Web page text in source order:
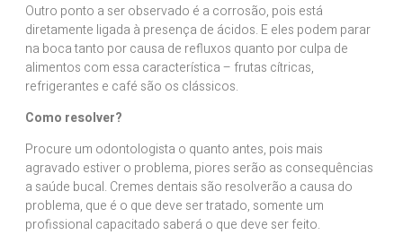
Outro ponto a ser observado é a corrosão, pois está
diretamente ligada à presença de ácidos. E eles podem parar
na boca tanto por causa de refluxos quanto por culpa de
alimentos com essa característica – frutas cítricas,
refrigerantes e café são os clássicos.
Como resolver?
Procure um odontologista o quanto antes, pois mais
agravado estiver o problema, piores serão as consequências
a saúde bucal. Cremes dentais são resolverão a causa do
problema, que é o que deve ser tratado, somente um
profissional capacitado saberá o que deve ser feito.